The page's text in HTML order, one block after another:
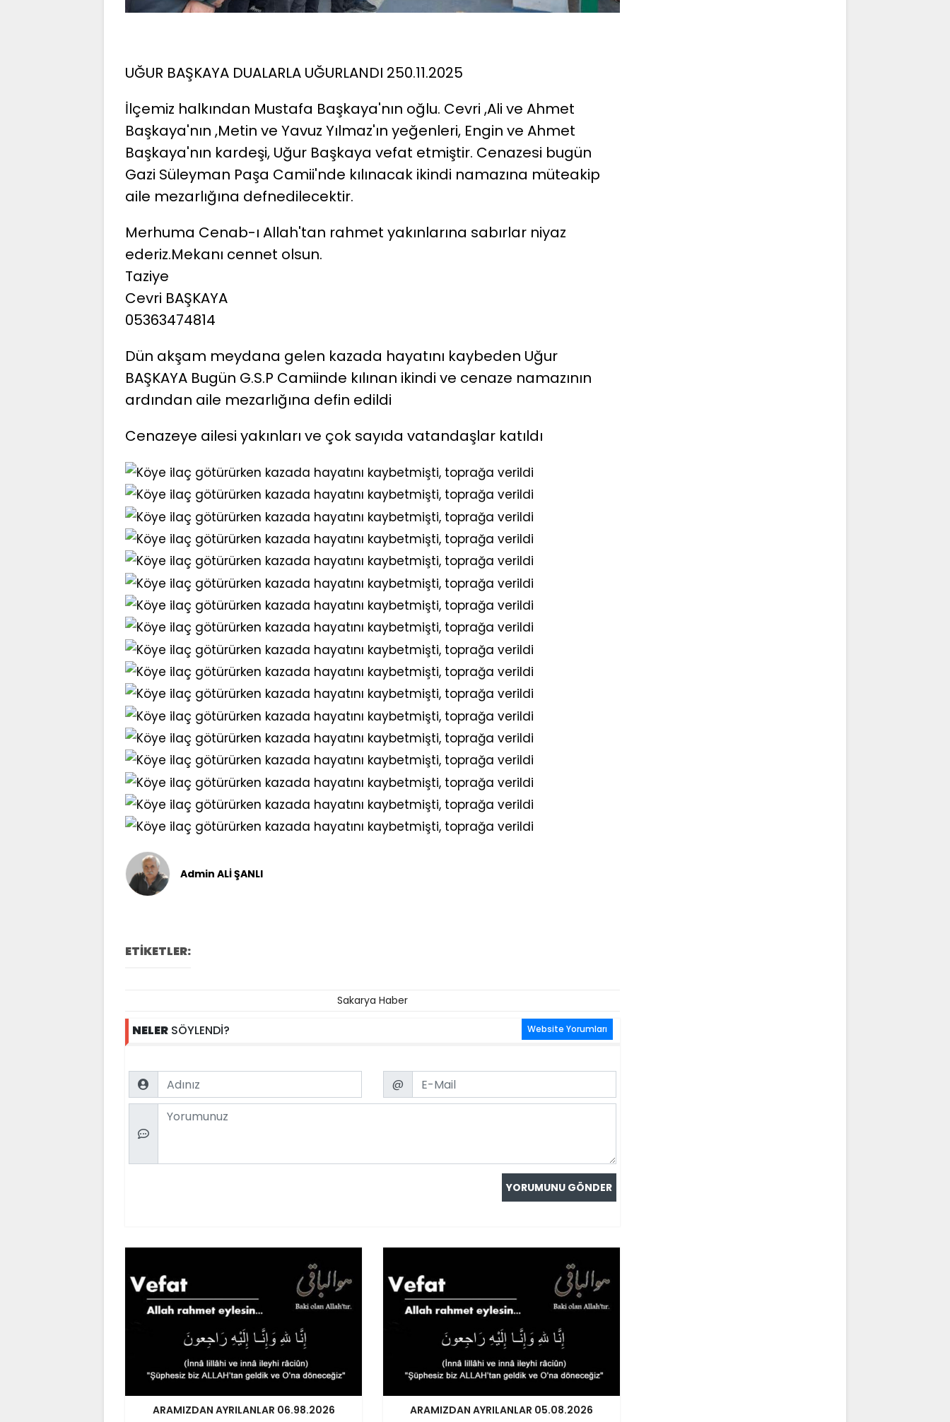
UĞUR BAŞKAYA DUALARLA UĞURLANDI 250.11.2025
İlçemiz halkından Mustafa Başkaya'nın oğlu. Cevri ,Ali ve Ahmet
Başkaya'nın ,Metin ve Yavuz Yılmaz'ın yeğenleri, Engin ve Ahmet
Başkaya'nın kardeşi, Uğur Başkaya vefat etmiştir. Cenazesi bugün
Gazi Süleyman Paşa Camii'nde kılınacak ikindi namazına müteakip
aile mezarlığına defnedilecektir.
Merhuma Cenab-ı Allah'tan rahmet yakınlarına sabırlar niyaz
ederiz.Mekanı cennet olsun.
Taziye
Cevri BAŞKAYA
05363474814
Dün akşam meydana gelen kazada hayatını kaybeden Uğur
BAŞKAYA Bugün G.S.P Camiinde kılınan ikindi ve cenaze namazının
ardından aile mezarlığına defin edildi
Cenazeye ailesi yakınları ve çok sayıda vatandaşlar katıldı
Admin ALİ ŞANLI
ETİKETLER:
Sakarya Haber
NELER SÖYLENDİ? Website Yorumları
Name Email
@
Comment
ARAMIZDAN AYRILANLAR 06.98.2026 ARAMIZDAN AYRILANLAR 05.08.2026